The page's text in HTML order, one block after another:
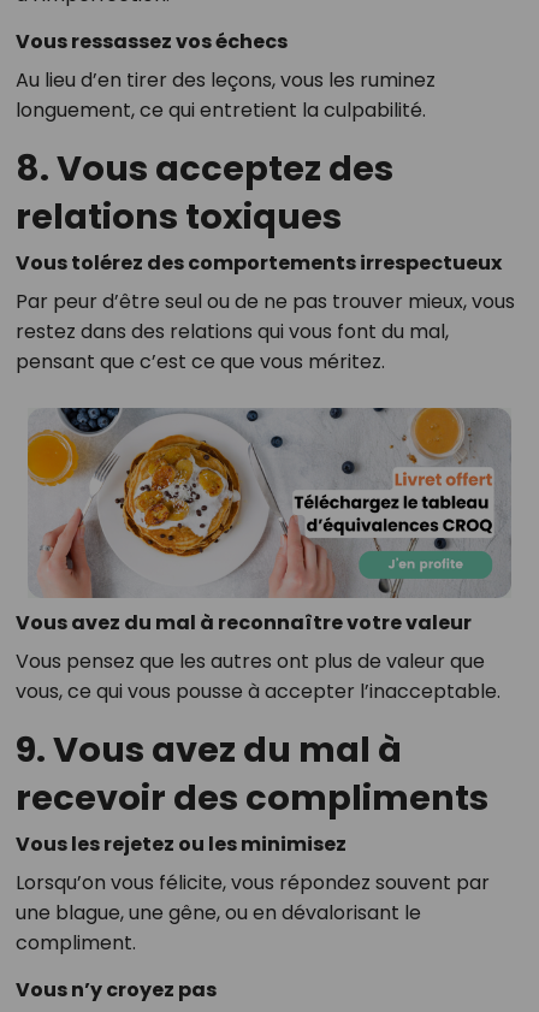
Vous ressassez vos échecs
Au lieu d’en tirer des leçons, vous les ruminez
longuement, ce qui entretient la culpabilité.
8. Vous acceptez des
relations toxiques
Vous tolérez des comportements irrespectueux
Par peur d’être seul ou de ne pas trouver mieux, vous
restez dans des relations qui vous font du mal,
pensant que c’est ce que vous méritez.
Vous avez du mal à reconnaître votre valeur
Vous pensez que les autres ont plus de valeur que
vous, ce qui vous pousse à accepter l’inacceptable.
9. Vous avez du mal à
recevoir des compliments
Vous les rejetez ou les minimisez
Lorsqu’on vous félicite, vous répondez souvent par
une blague, une gêne, ou en dévalorisant le
compliment.
Vous n’y croyez pas